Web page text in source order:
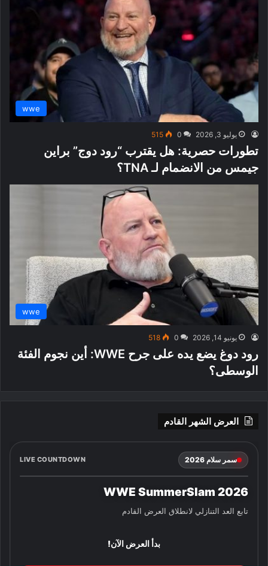
wwe
يوليو 3, 2026 0
515
تطورات حصرية: هل يقترب “رود دوج” براين
جيمس من الانضمام لـ TNA؟
wwe
يونيو 14, 2026 0
518
رود دوغ يضع يده على جرح WWE: أين نجوم الفئة
الوسطى؟
العرض الشهر القادم
سمر سلام 2026 LIVE COUNTDOWN
WWE SummerSlam 2026
تابع العد التنازلي لانطلاق العرض القادم
بدأ العرض الآن!